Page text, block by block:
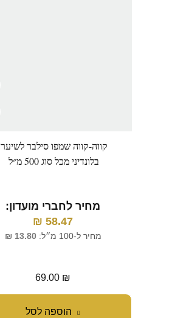
הוספה לסל
קווה-קווה שמפו סילבר לשיער
בלונדיני מכל סוג 500 מ״ל
מחיר לחברי מועדון:
58.47
₪
מחיר ל-100 מ״ל: 13.80
₪
69.00 ₪